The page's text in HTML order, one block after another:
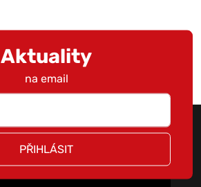
Aktuality
na email
PŘIHLÁSIT